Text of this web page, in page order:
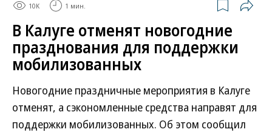
10K 1 мин.
В Калуге отменят новогодние
празднования для поддержки
мобилизованных
Новогодние праздничные мероприятия в Калуге
отменят, а сэкономленные средства направят для
поддержки мобилизованных. Об этом сообщил